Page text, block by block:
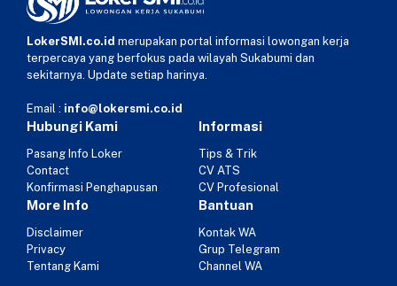
LokerSMI.co.id merupakan portal informasi lowongan kerja
terpercaya yang berfokus pada wilayah Sukabumi dan
sekitarnya. Update setiap harinya.
Email : info@lokersmi.co.id
Hubungi Kami
Pasang Info Loker
Contact
Konfirmasi Penghapusan
Informasi
Tips & Trik
CV ATS
CV Profesional
More Info
Disclaimer
Privacy
Tentang Kami
Bantuan
Kontak WA
Grup Telegram
Channel WA